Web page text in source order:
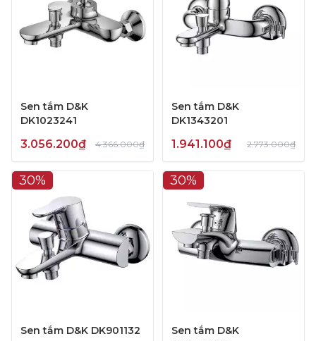
Sen tắm D&K
DK1023241
3.056.200₫ 4.366.000₫
Sen tắm D&K
DK1343201
1.941.100₫ 2.773.000₫
30%
Sen tắm D&K DK901132
30%
Sen tắm D&K